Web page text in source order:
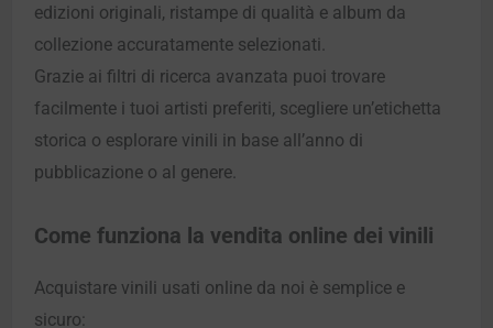
edizioni originali, ristampe di qualità e album da
collezione accuratamente selezionati.
Grazie ai filtri di ricerca avanzata puoi trovare
facilmente i tuoi artisti preferiti, scegliere un’etichetta
storica o esplorare vinili in base all’anno di
pubblicazione o al genere.
Come funziona la vendita online dei vinili
Acquistare vinili usati online da noi è semplice e
sicuro: